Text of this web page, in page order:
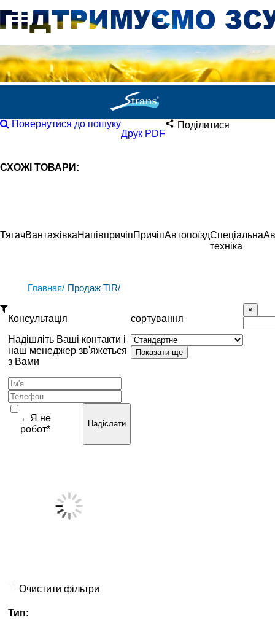
Повернутися до пошуку
Друк PDF
Поділитися
СХОЖІ ТОВАРИ:
ТягачВантажівкаНапівпричіпПричіпАвтопоїздСпеціальна
техніка
Главная/ Продаж TIR/
Консультація
Надішліть Ваші контакти і
наш менеджер зв'яжеться
з Вами
←Я не
робот*
Надіслати
Очистити фільтри
Тип:
сортування